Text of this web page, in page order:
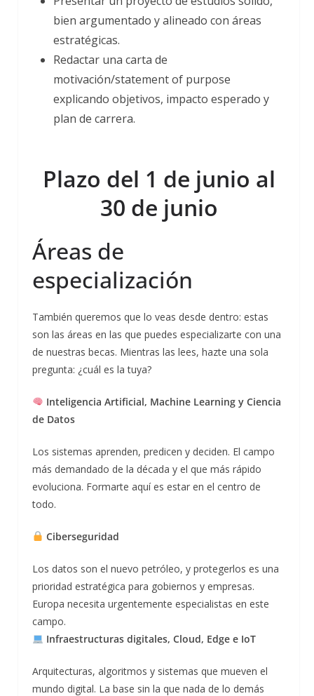
bien argumentado y alineado con áreas
estratégicas.
Redactar una carta de
motivación/statement of purpose
explicando objetivos, impacto esperado y
plan de carrera.
Plazo del 1 de junio al
30 de junio
Áreas de
especialización
También queremos que lo veas desde dentro: estas
son las áreas en las que puedes especializarte con una
de nuestras becas. Mientras las lees, hazte una sola
pregunta: ¿cuál es la tuya?
Inteligencia Artificial, Machine Learning y Ciencia
de Datos
Los sistemas aprenden, predicen y deciden. El campo
más demandado de la década y el que más rápido
evoluciona. Formarte aquí es estar en el centro de
todo.
Ciberseguridad
Los datos son el nuevo petróleo, y protegerlos es una
prioridad estratégica para gobiernos y empresas.
Europa necesita urgentemente especialistas en este
campo.
Infraestructuras digitales, Cloud, Edge e IoT
Arquitecturas, algoritmos y sistemas que mueven el
mundo digital. La base sin la que nada de lo demás